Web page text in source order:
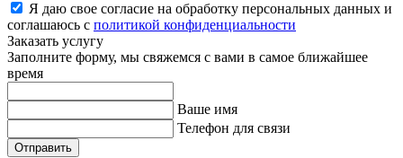
Я даю свое согласие на обработку персональных данных и
соглашаюсь с политикой конфиденциальности
Заказать услугу
Заполните форму, мы свяжемся с вами в самое ближайшее
время
Ваше имя
Телефон для связи
Отправить